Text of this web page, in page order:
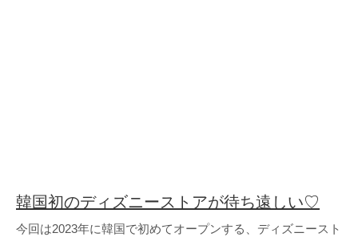
韓国初のディズニーストアが待ち遠しい♡
今回は2023年に韓国で初めてオープンする、ディズニースト